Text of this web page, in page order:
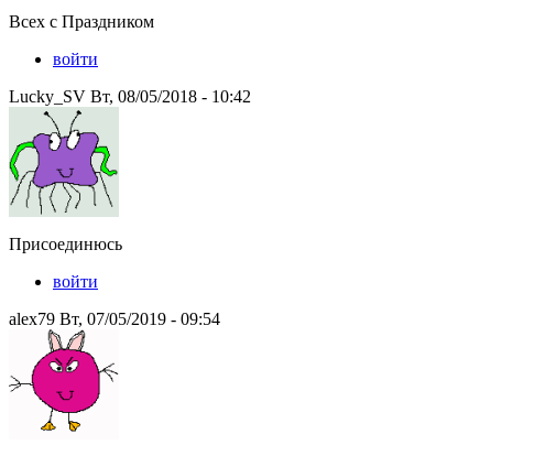
Всех с Праздником
войти
Lucky_SV Вт, 08/05/2018 - 10:42
Присоединюсь
войти
alex79 Вт, 07/05/2019 - 09:54